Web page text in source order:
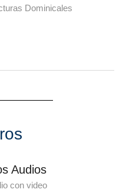
Dominicales
Audios
con video